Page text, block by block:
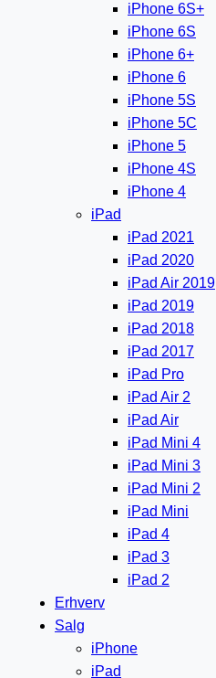
iPhone 6S+
iPhone 6S
iPhone 6+
iPhone 6
iPhone 5S
iPhone 5C
iPhone 5
iPhone 4S
iPhone 4
iPad
iPad 2021
iPad 2020
iPad Air 2019
iPad 2019
iPad 2018
iPad 2017
iPad Pro
iPad Air 2
iPad Air
iPad Mini 4
iPad Mini 3
iPad Mini 2
iPad Mini
iPad 4
iPad 3
iPad 2
Erhverv
Salg
iPhone
iPad